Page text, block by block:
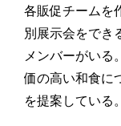
各販促チームを
別展示会をでき
メンバーがいる
価の高い和食に
を提案している